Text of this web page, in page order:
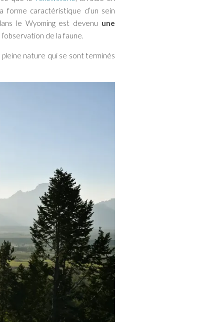
forme caractéristique d’un sein
le Wyoming est devenu une
de la faune.
nature qui se sont terminés